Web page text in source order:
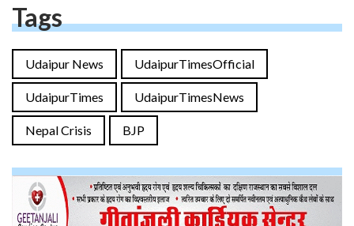
Tags
Udaipur News UdaipurTimesOfficial
UdaipurTimes UdaipurTimesNews
Nepal Crisis BJP